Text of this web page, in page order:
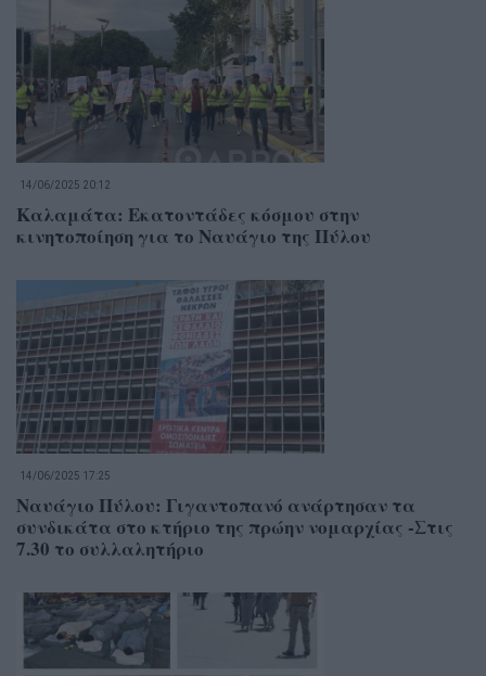
14/06/2025 20:12
Καλαμάτα: Εκατοντάδες κόσμου στην
κινητοποίηση για το Ναυάγιο της Πύλου
14/06/2025 17:25
Ναυάγιο Πύλου: Γιγαντοπανό ανάρτησαν τα
συνδικάτα στο κτήριο της πρώην νομαρχίας -Στις
7.30 το συλλαλητήριο